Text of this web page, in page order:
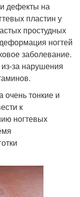
дефекты на
пластин у
простудных
ногтей
заболевание.
за нарушения
очень тонкие и
к
ногтевых